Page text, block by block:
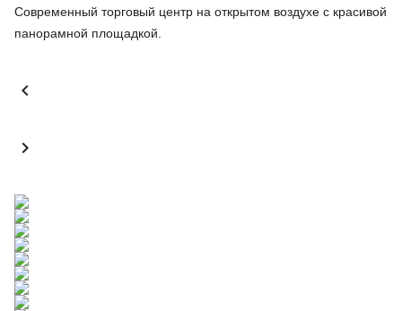
Современный торговый центр на открытом воздухе с красивой
панорамной площадкой.

